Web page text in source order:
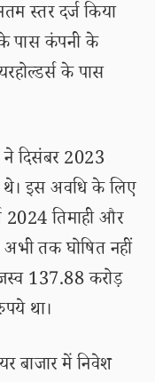
स्तर दर्ज किया
पास कंपनी के
के पास
दिसंबर 2023
थे। इस अवधि के लिए
2024 तिमाही और
अभी तक घोषित नहीं
137.88 करोड़
था।
में निवेश